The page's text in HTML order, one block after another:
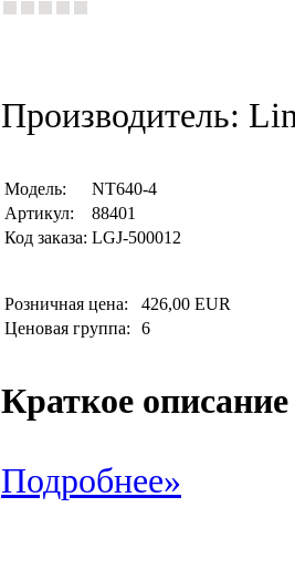
Производитель:
Модель:
NT640-4
Артикул:
88401
Код заказа: LGJ-500012
Розничная цена:
426,00 EUR
Ценовая группа:
6
Краткое описание
Подробнее»